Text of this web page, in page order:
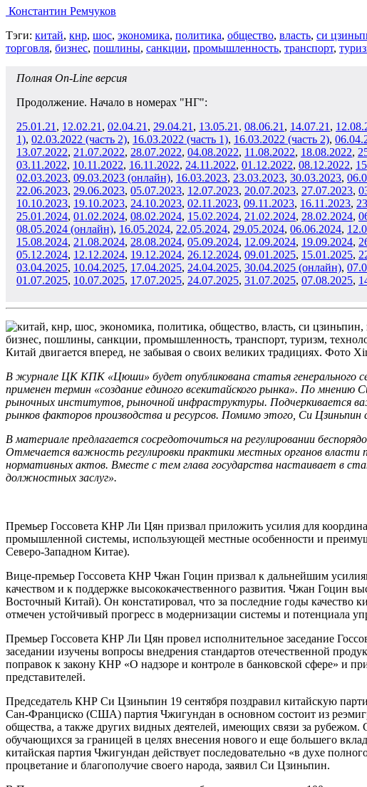
Константин Ремчуков
Тэги: китай, кнр, шос, экономика, политика, общество, власть, си
торговля, бизнес, пошлины, санкции, промышленность, транспорт,
Полная On-Line версия
Продолжение. Начало в номерах "НГ":
25.01.21 , 12.02.21 , 02.04.21 , 29.04.21 , 13.05.21 . 08.06.21 , 14.07.21 ,
1), 02.03.2022 (часть 2), 16.03.2022 (часть 1), 16.03.2022 (часть 2), 06
13.07.2022, 21 .07.2022, 28.07.2022, 04.08.2022, 11 .08.2022, 18.08.2022,
03.11.2022, 10.11.2022, 16.11.2022, 24.11.2022, 01 .12.2022, 08.12.2022, 15
02.03.2023, 09.03.2023 (онлайн), 16.03.2023, 23.03.2023, 30.03.2023, 06
22.06.2023, 29.06.2023, 05.07.2023, 12.07.2023, 20.07.2023, 27.07.2023,
10.10.2023, 19.10.2023, 24.10.2023, 02.11.2023, 09.11.2023, 16.11.2023, 23
25.01.2024, 01.02.2024, 08.02.2024, 15.02.2024, 21.02.2024, 28.02.2024,
08.05.2024 (онлайн), 16.05.2024, 22.05.2024, 29.05.2024, 06.06.2024,
15.08.2024, 21.08.2024, 28.08.2024, 05.09.2024, 12.09.2024, 19.09.2024,
05.12.2024, 12.12.2024, 19.12.2024, 26.12.2024, 09.01.2025, 15.01.2025,
03.04.2025, 10.04.2025, 17.04.2025, 24.04.2025, 30.04.2025 (онлайн),
01 .07.2025, 10.07.2025, 17.07.2025, 24.07.2025, 31 .07.2025, 07.08.2025,
Китай двигается вперед, не забывая о своих великих традициях. Фото
В журнале ЦК КПК «Цюши» будет опубликована статья генерального
применен термин «создание единого всекитайского рынка». По мнению
рыночных институтов, рыночной инфраструктуры. Подчеркивается
рынков факторов производства и ресурсов. Помимо этого, Си
В материале предлагается сосредоточиться на регулировании
Отмечается важность регулировки практики местных органов власти
нормативных актов. Вместе с тем глава государства настаивает в
должностных заслуг».
Премьер Госсовета КНР Ли Цян призвал приложить усилия для
промышленной системы, использующей местные особенности и
Северо-Западном Китае).
Вице-премьер Госсовета КНР Чжан Гоцин призвал к дальнейшим
качеством и к поддержке высококачественного развития. Чжан Гоцин
Восточный Китай). Он констатировал, что за последние годы качество
отмечен устойчивый прогресс в модернизации системы и потенциала
Премьер Госсовета КНР Ли Цян провел исполнительное заседание
заседании изучены вопросы внедрения стандартов отечественной
поправок к закону КНР «О надзоре и контроле в банковской сфере» и
представителей.
Председатель КНР Си Цзиньпин 19 сентября поздравил китайскую
Сан-Франциско (США) партия Чжигундан в основном состоит из
общества, а также других видных деятелей, имеющих связи за
обучающихся за границей в целях внесения нового и еще большего
китайская партия Чжигундан действует последовательно «в духе
процветание и благополучие своего народа, заявил Си Цзиньпин.